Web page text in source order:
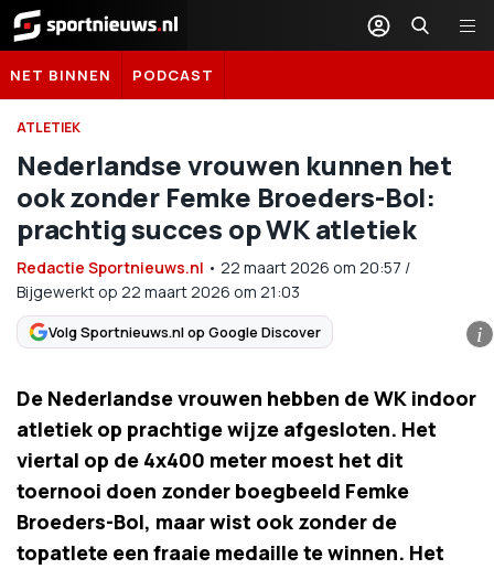
Sportnieuws.nl
NET BINNEN PODCAST
ATLETIEK
Nederlandse vrouwen kunnen het
ook zonder Femke Broeders-Bol:
prachtig succes op WK atletiek
Redactie Sportnieuws.nl • 22 maart 2026 om 20:57 /
Bijgewerkt op 22 maart 2026 om 21:03
Volg Sportnieuws.nl op Google Discover i
De Nederlandse vrouwen hebben de WK indoor
atletiek op prachtige wijze afgesloten. Het
viertal op de 4x400 meter moest het dit
toernooi doen zonder boegbeeld Femke
Broeders-Bol, maar wist ook zonder de
topatlete een fraaie medaille te winnen. Het